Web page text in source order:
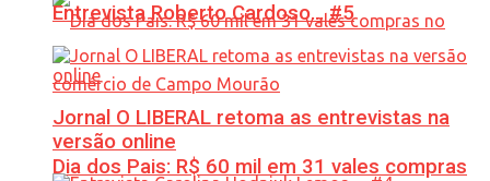
Dia dos Pais: R$ 60 mil em 31 vales compras
Entrevista Roberto Cardoso… #5
Jornal O LIBERAL retoma as entrevistas na
versão online